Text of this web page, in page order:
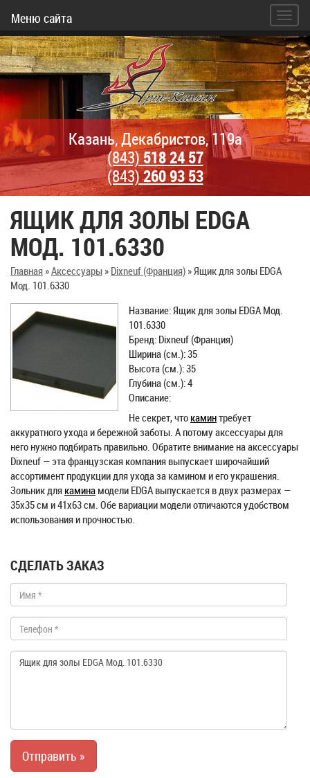
Меню сайта
Казань, Декабристов, 119а
(843)518 24 57
(843)260 93 53
ЯЩИК ДЛЯ ЗОЛЫ EDGA
МОД. 101.6330
Главная»Аксессуары» Dixneuf (Франция)»Ящик для золы EDGA
Мод. 101.6330
Название: Ящик для золы EDGA Мод.
101.6330
Бренд: Dixneuf (Франция)
Ширина (см.): 35
Высота (см.): 35
Глубина (см.): 4
Описание:
Не секрет, что каминтребует
аккуратного ухода и бережной заботы. А потому аксессуары для
него нужно подбирать правильно. Обратите внимание на аксессуары
Dixneuf — эта французская компания выпускает широчайший
ассортимент продукции для ухода за камином и его украшения.
Зольник для камина модели EDGA выпускается в двух размерах —
35х35 см и 41х63 см. Обе вариации модели отличаются удобством
использования и прочностью.
СДЕЛАТЬ ЗАКАЗ